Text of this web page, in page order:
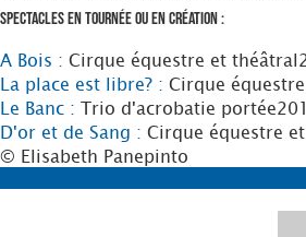
Spectacles en tournée ou en création :
A Bois : Cirque équestre et théâtral
La place est libre? : Cirque
Le Banc : Trio d'acrobatie portée
D'or et de Sang : Cirque équestre
© Elisabeth Panepinto